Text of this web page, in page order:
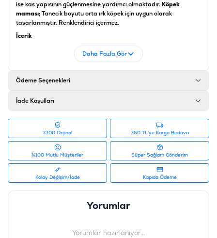
ise kas yapısının güçlenmesine yardımcı olmaktadır. Köpek
maması;Tanecik boyutu orta ırk köpek için uygun olarak
tasarlanmıştır. Renklendirici içermez.
İçerik
Somon, pirinç, mısır gluteni, karışık tokoferollerle korunmuş
hayvansal yağlar, mısır, mineraller, pancar posası, selüloz,
Ürün Filtreleri
Irk Boyutu
Ürün Ağırlığı
:
12 KG ve Üzeri
Tedarikçi Ürün Kodu
:
12367239
Ürün Etiketleri
#proplan köpek maması
Daha Fazla Gör
Ödeme Seçenekleri
İade Koşulları
%100 Orijinal 750 TL'ye Kargo Bedava
%100 Mutlu Müşteriler Süper Sağlam Gönderim
Kolay Değişim/İade Kapıda Ödeme
Yorumlar
Yorumlar hazırlanıyor...